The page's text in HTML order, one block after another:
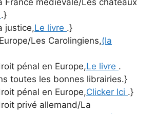
France médiévale/Les châteaux
.}
justice,Le livre .}
Les Carolingiens,(la
pénal en Europe,Le livre .
toutes les bonnes librairies.}
pénal en Europe,Clicker Ici .}
privé allemand/La